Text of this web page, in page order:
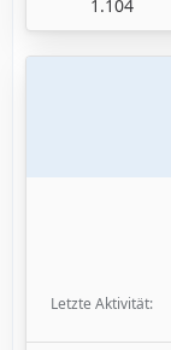
1.104
Letzte Aktivität